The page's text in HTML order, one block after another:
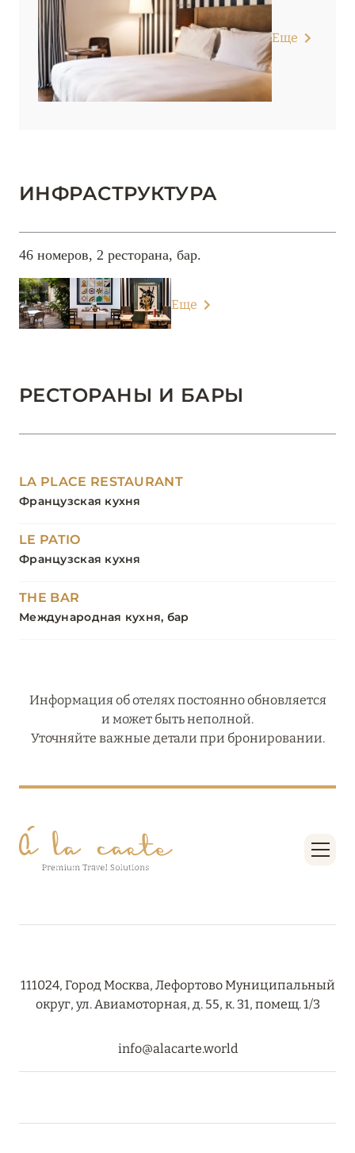
Еще
ИНФРАСТРУКТУРА
46 номеров, 2 ресторана, бар.
Еще
РЕСТОРАНЫ И БАРЫ
LA PLACE RESTAURANT
Французская кухня
LE PATIO
Французская кухня
THE BAR
Международная кухня, бар
Информация об отелях постоянно обновляется
и может быть неполной.
Уточняйте важные детали при бронировании.
111024, Город Москва, Лефортово Муниципальный
округ, ул. Авиамоторная, д. 55, к. 31, помещ. 1/3
info@alacarte.world